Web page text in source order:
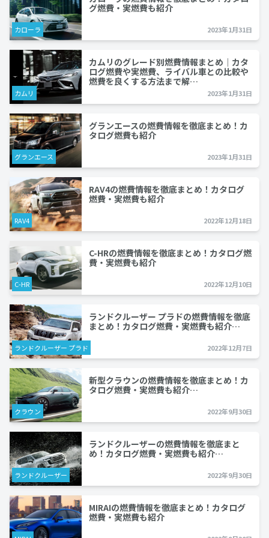
カローラ
グ燃費・実燃費も紹介
2023年1月31日
カムリ
カムリのグレード別燃費情報まとめ｜カタ
ログ燃費や実燃費、ライバル車との比較や
燃費を良くする方法まで解…
2023年1月31日
グランエース
グランエースの燃費情報を徹底まとめ！カ
タログ燃費も紹介
2023年1月31日
RAV4
RAV4の燃費情報を徹底まとめ！カタログ
燃費・実燃費も紹介
2022年12月18日
C-HR
C-HRの燃費情報を徹底まとめ！カタログ燃
費・実燃費も紹介
2022年12月10日
ランドクルーザー プラド
ランドクルーザー プラドの燃費情報を徹底
まとめ！カタログ燃費・実燃費も紹介…
2022年12月7日
クラウン
新型クラウンの燃費情報を徹底まとめ！カ
タログ燃費・実燃費も紹介…
2022年9月30日
ランドクルーザー
ランドクルーザーの燃費情報を徹底まと
め！カタログ燃費・実燃費も紹介…
2022年9月30日
MIRAIの燃費情報を徹底まとめ！カタログ
燃費・実燃費も紹介